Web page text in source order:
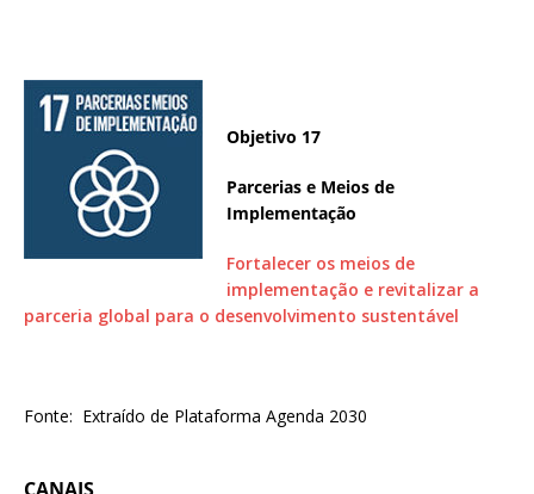
Objetivo 17
Parcerias e Meios de
Implementação
Fortalecer os meios de
implementação e revitalizar a
parceria global para o desenvolvimento sustentável
Fonte: Extraído de Plataforma Agenda 2030